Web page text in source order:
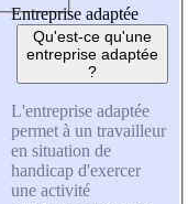
Entreprise adaptée
Qu'est-ce qu'une
entreprise adaptée
?
L'entreprise adaptée
permet à un travailleur
en situation de
handicap d'exercer
une activité